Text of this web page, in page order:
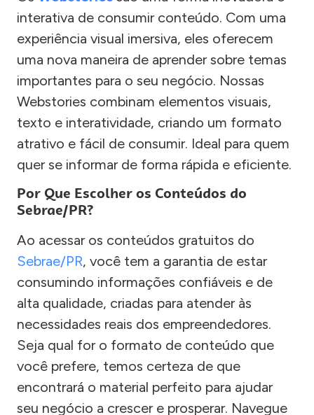
interativa de consumir conteúdo. Com uma
experiência visual imersiva, eles oferecem
uma nova maneira de aprender sobre temas
importantes para o seu negócio. Nossas
Webstories combinam elementos visuais,
texto e interatividade, criando um formato
atrativo e fácil de consumir. Ideal para quem
quer se informar de forma rápida e eficiente.
Por Que Escolher os Conteúdos do
Sebrae/PR?
Ao acessar os conteúdos gratuitos do
Sebrae/PR, você tem a garantia de estar
consumindo informações confiáveis e de
alta qualidade, criadas para atender às
necessidades reais dos empreendedores.
Seja qual for o formato de conteúdo que
você prefere, temos certeza de que
encontrará o material perfeito para ajudar
seu negócio a crescer e prosperar. Navegue